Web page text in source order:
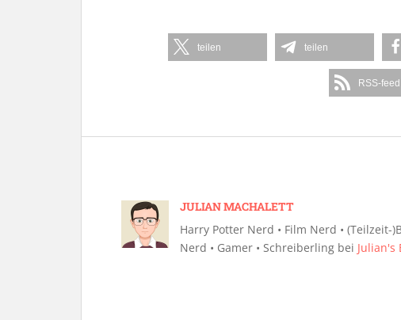
teilen teilen
RSS-feed
JULIAN MACHALETT
Harry Potter Nerd • Film Nerd • (Teilzeit-
Nerd • Gamer • Schreiberling bei Julian's